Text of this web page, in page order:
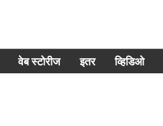
वेब स्टोरीज इतर व्हिडिओ